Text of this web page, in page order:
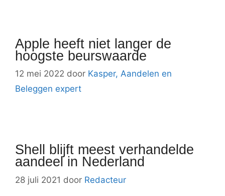
Apple heeft niet langer de
hoogste beurswaarde
12 mei 2022 door Kasper, Aandelen en
Beleggen expert
Shell blijft meest verhandelde
aandeel in Nederland
28 juli 2021 door Redacteur